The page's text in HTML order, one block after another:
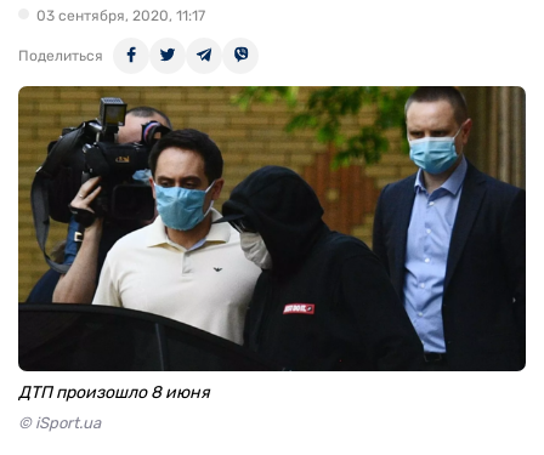
03 сентября, 2020, 11:17
Поделиться
ДТП произошло 8 июня
© iSport.ua